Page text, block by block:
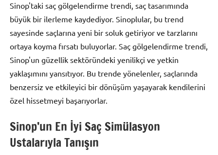
Sinop'taki saç gölgelendirme trendi, saç tasarımında
büyük bir ilerleme kaydediyor. Sinoplular, bu trend
sayesinde saçlarına yeni bir soluk getiriyor ve tarzlarını
ortaya koyma fırsatı buluyorlar. Saç gölgelendirme trendi,
Sinop'un güzellik sektöründeki yenilikçi ve yetkin
yaklaşımını yansıtıyor. Bu trende yönelenler, saçlarında
benzersiz ve etkileyici bir dönüşüm yaşayarak kendilerini
özel hissetmeyi başarıyorlar.
Sinop’un En İyi Saç Simülasyon
Ustalarıyla Tanışın